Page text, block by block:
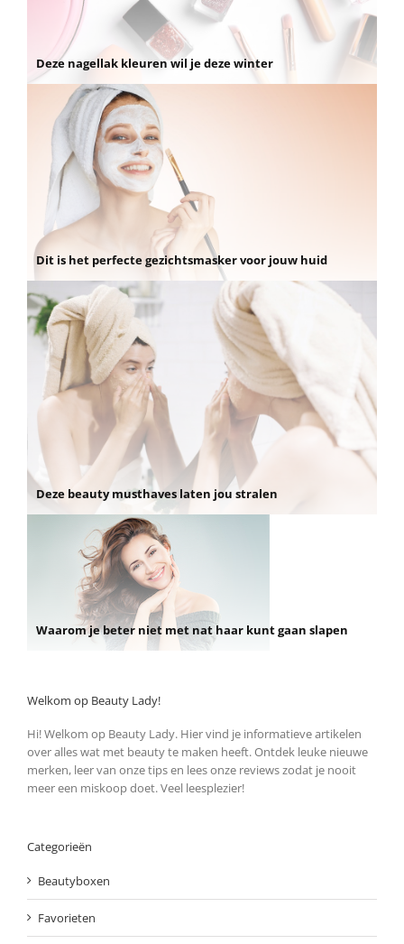
Deze nagellak kleuren wil je deze winter
Dit is het perfecte gezichtsmasker voor jouw huid
Deze beauty musthaves laten jou stralen
Waarom je beter niet met nat haar kunt gaan slapen
Welkom op Beauty Lady!
Hi! Welkom op Beauty Lady. Hier vind je informatieve artikelen
over alles wat met beauty te maken heeft. Ontdek leuke nieuwe
merken, leer van onze tips en lees onze reviews zodat je nooit
meer een miskoop doet. Veel leesplezier!
Categorieën
Beautyboxen
Favorieten